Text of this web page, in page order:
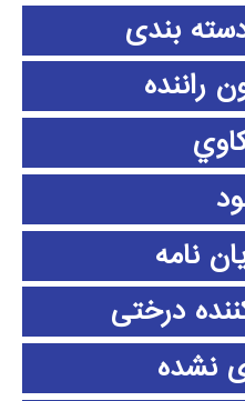
بندی
راننده
نامه
درختی
نشده